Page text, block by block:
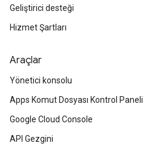
Geliştirici desteği
Hizmet Şartları
Araçlar
Yönetici konsolu
Apps Komut Dosyası Kontrol Paneli
Google Cloud Console
API Gezgini